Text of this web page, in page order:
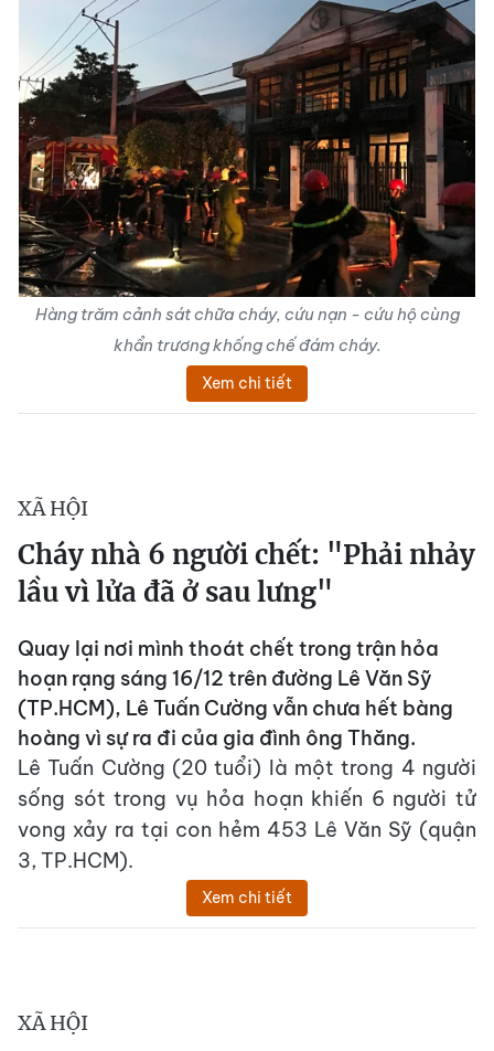
Hàng trăm cảnh sát chữa cháy, cứu nạn - cứu hộ cùng
khẩn trương khống chế đám cháy.
Xem chi tiết
XÃ HỘI
Cháy nhà 6 người chết: "Phải nhảy
lầu vì lửa đã ở sau lưng"
Quay lại nơi mình thoát chết trong trận hỏa
hoạn rạng sáng 16/12 trên đường Lê Văn Sỹ
(TP.HCM), Lê Tuấn Cường vẫn chưa hết bàng
hoàng vì sự ra đi của gia đình ông Thăng.
Lê Tuấn Cường (20 tuổi) là một trong 4 người
sống sót trong vụ hỏa hoạn khiến 6 người tử
vong xảy ra tại con hẻm 453 Lê Văn Sỹ (quận
3, TP.HCM).
Xem chi tiết
XÃ HỘI